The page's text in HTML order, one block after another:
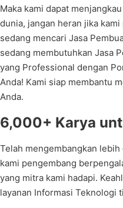
Maka kami dapat
dunia, jangan heran jika
sedang mencari Jasa
sedang membutuhkan Jasa
yang Professional dengan
Anda! Kami siap membantu
Anda.
6,000+ Karya
Telah mengembangkan
kami pengembang
yang mitra kami hadapi.
layanan Informasi Teknologi